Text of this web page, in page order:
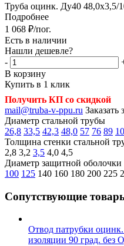
Труба оцинк. Ду40
Подробнее
1 068 ₽/пог.
Есть в наличии
Нашли дешевле?
-
В корзину
Купить в 1 клик
Получить КП со скидкой
mail@truba-v-ppu.ru Заказать
Диаметр стальной трубы
26,8 33,5 42,3 48,0 57 76 89
Толщина стенки стальной
2,8 3,2 3,5 4,0 4,5
Диаметр защитной оболочки
100 125 140 160 180 200 225
Сопутствующие
Отвод патрубки
изоляции 90 град. без